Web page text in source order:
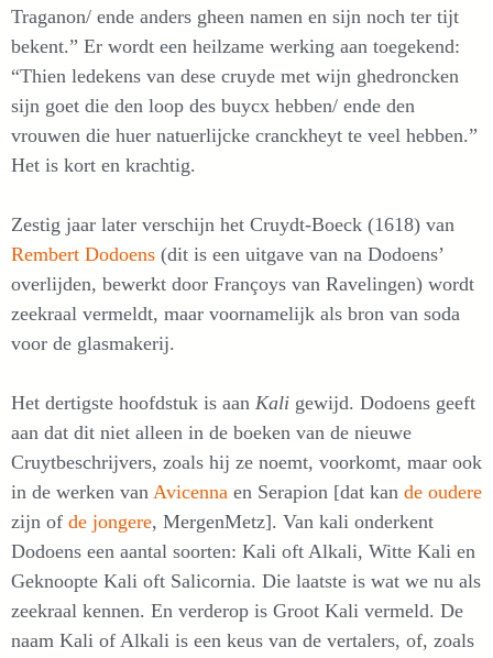
Traganon/ ende anders gheen namen en sijn noch ter tijt
bekent.” Er wordt een heilzame werking aan toegekend:
“Thien ledekens van dese cruyde met wijn ghedroncken
sijn goet die den loop des buycx hebben/ ende den
vrouwen die huer natuerlijcke cranckheyt te veel hebben.”
Het is kort en krachtig.
Zestig jaar later verschijn het Cruydt-Boeck (1618) van
Rembert Dodoens (dit is een uitgave van na Dodoens’
overlijden, bewerkt door Françoys van Ravelingen) wordt
zeekraal vermeldt, maar voornamelijk als bron van soda
voor de glasmakerij.
Het dertigste hoofdstuk is aan Kali gewijd. Dodoens geeft
aan dat dit niet alleen in de boeken van de nieuwe
Cruytbeschrijvers, zoals hij ze noemt, voorkomt, maar ook
in de werken van Avicenna en Serapion [dat kan de oudere
zijn of de jongere, MergenMetz]. Van kali onderkent
Dodoens een aantal soorten: Kali oft Alkali, Witte Kali en
Geknoopte Kali oft Salicornia. Die laatste is wat we nu als
zeekraal kennen. En verderop is Groot Kali vermeld. De
naam Kali of Alkali is een keus van de vertalers, of, zoals